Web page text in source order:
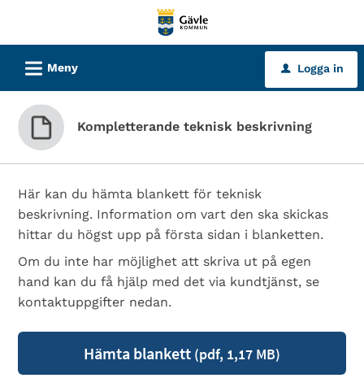
tjänster
Gävle
kommun
L Meny u Logga in
Kompletterande teknisk beskrivning
Här kan du hämta blankett för teknisk
beskrivning. Information om vart den ska skickas
hittar du högst upp på första sidan i blanketten.
Om du inte har möjlighet att skriva ut på egen
hand kan du få hjälp med det via kundtjänst, se
kontaktuppgifter nedan.
Hämta blankett (pdf, 1,17 MB)